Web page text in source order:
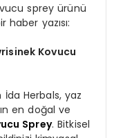
sprey ürünü
haber yazısı:
Kovucu
Herbals, yaz
en doğal ve
Sprey. Bitkisel